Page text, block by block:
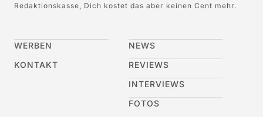
Redaktionskasse, Dich kostet das aber keinen Cent mehr.
WERBEN
KONTAKT
NEWS
REVIEWS
INTERVIEWS
FOTOS